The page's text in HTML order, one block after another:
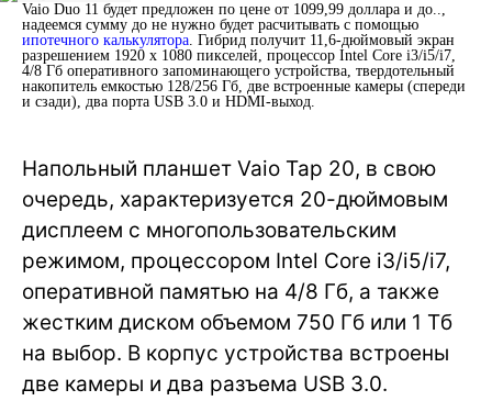
Vaio Duo 11 будет предложен по цене от 1099,99 доллара и до..,
надеемся сумму до не нужно будет расчитывать с помощью
ипотечного калькулятора. Гибрид получит 11,6-дюймовый экран
разрешением 1920 x 1080 пикселей, процессор Intel Core i3/i5/i7,
4/8 Гб оперативного запоминающего устройства, твердотельный
накопитель емкостью 128/256 Гб, две встроенные камеры (спереди
и сзади), два порта USB 3.0 и HDMI-выход.
Напольный планшет Vaio Tap 20, в свою
очередь, характеризуется 20-дюймовым
дисплеем с многопользовательским
режимом, процессором Intel Core i3/i5/i7,
оперативной памятью на 4/8 Гб, а также
жестким диском объемом 750 Гб или 1 Тб
на выбор. В корпус устройства встроены
две камеры и два разъема USB 3.0.